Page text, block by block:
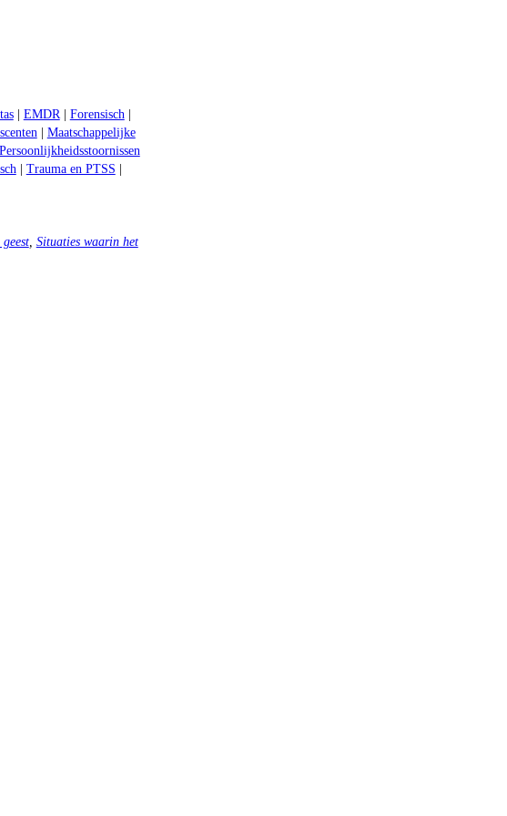
| EMDR| Forensisch|
| Maatschappelijke
Persoonlijkheidsstoornissen
| Trauma en PTSS
, Situaties waarin het